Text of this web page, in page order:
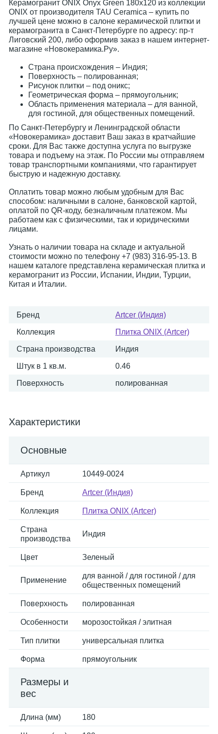
Керамогранит ONIX Onyx Green 180x120 из коллекции
ONIX от производителя TAU Ceramica – купить по
лучшей цене можно в салоне керамической плитки и
керамогранита в Санкт-Петербурге по адресу: пр-т
Лиговский 200, либо оформив заказ в нашем интернет-
магазине «Новокерамика.Ру».
Страна происхождения – Индия;
Поверхность – полированная;
Рисунок плитки – под оникс;
Геометрическая форма – прямоугольник;
Область применения материала – для ванной,
для гостиной, для общественных помещений.
По Санкт-Петербургу и Ленинградской области
«Новокерамика» доставит Ваш заказ в кратчайшие
сроки. Для Вас также доступна услуга по выгрузке
товара и подъему на этаж. По России мы отправляем
товар транспортными компаниями, что гарантирует
быструю и надежную доставку.
Оплатить товар можно любым удобным для Вас
способом: наличными в салоне, банковской картой,
оплатой по QR-коду, безналичным платежом. Мы
работаем как с физическими, так и юридическими
лицами.
Узнать о наличии товара на складе и актуальной
стоимости можно по телефону +7 (983) 316-95-13. В
нашем каталоге представлена керамическая плитка и
керамогранит из России, Испании, Индии, Турции,
Китая и Италии.
Бренд Artcer (Индия)
Коллекция Плитка ONIX (Artcer)
Страна производства Индия
Штук в 1 кв.м. 0.46
Поверхность полированная
Характеристики
Основные
Артикул 10449-0024
Бренд Artcer (Индия)
Коллекция Плитка ONIX (Artcer)
Страна
производства
Индия
Цвет Зеленый
Применение
для ванной / для гостиной / для
общественных помещений
Поверхность полированная
Особенности морозостойкая / элитная
Тип плитки универсальная плитка
Форма прямоугольник
Размеры и
вес
Длина (мм) 180